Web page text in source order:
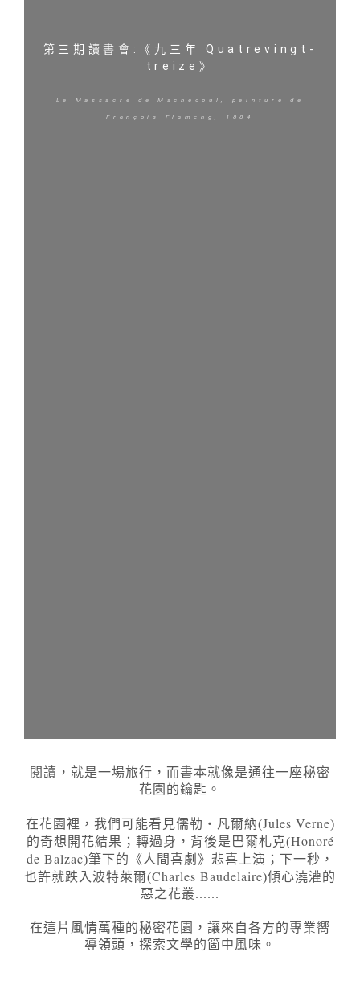
第三期讀書會:《九三年 Quatrevingt-
treize》
Le Massacre de Machecoul, peinture de
François Flameng, 1884
閱讀，就是一場旅行，而書本就像是通往一座秘密
花園的鑰匙。
在花園裡，我們可能看見儒勒‧凡爾納(Jules Verne)
的奇想開花結果；轉過身，背後是巴爾札克(Honoré
de Balzac)筆下的《人間喜劇》悲喜上演；下一秒，
也許就跌入波特萊爾(Charles Baudelaire)傾心澆灌的
惡之花叢......
在這片風情萬種的秘密花園，讓來自各方的專業嚮
導領頭，探索文學的箇中風味。